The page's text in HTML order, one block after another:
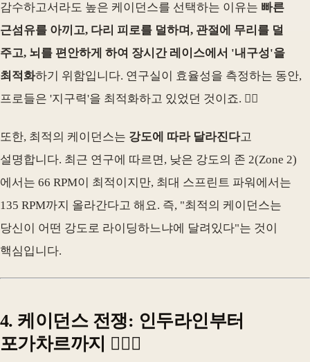
감수하고서라도 높은 케이던스를 선택하는 이유는 빠른
근섬유를 아끼고, 다리 피로를 덜하며, 관절에 무리를 덜
주고, 뇌를 편안하게 하여 장시간 레이스에서 '내구성'을
최적화하기 위함입니다. 연구실이 효율성을 측정하는 동안,
프로들은 '지구력'을 최적화하고 있었던 것이죠. 🚵‍♀️
또한, 최적의 케이던스는 강도에 따라 달라진다고
설명합니다. 최근 연구에 따르면, 낮은 강도의 존 2(Zone 2)
에서는 66 RPM이 최적이지만, 최대 스프린트 파워에서는
135 RPM까지 올라간다고 해요. 즉, "최적의 케이던스는
당신이 어떤 강도로 라이딩하느냐에 달려있다"는 것이
핵심입니다.
4. 케이던스 전쟁: 인두라인부터
포가차르까지 🚴‍♂️⚔️